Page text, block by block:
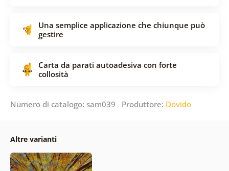
Una semplice applicazione che chiunque può
gestire
Carta da parati autoadesiva con forte
collosità
Numero di catalogo: sam039 Produttore: Dovido
Altre varianti